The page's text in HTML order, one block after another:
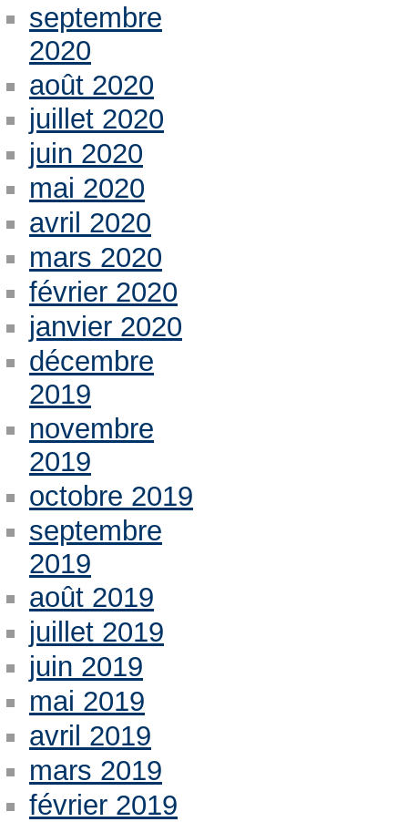
septembre
2020
août 2020
juillet 2020
juin 2020
mai 2020
avril 2020
mars 2020
février 2020
janvier 2020
décembre
2019
novembre
2019
octobre 2019
septembre
2019
août 2019
juillet 2019
juin 2019
mai 2019
avril 2019
mars 2019
février 2019